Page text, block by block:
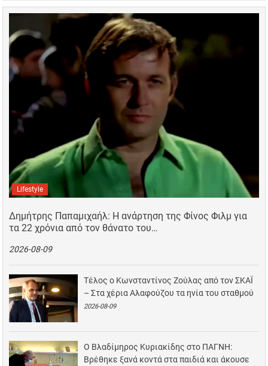
Lifestyle
Δημήτρης Παπαμιχαήλ: Η ανάρτηση της Φίνος Φιλμ για
τα 22 χρόνια από τον θάνατο του…
2026-08-09
Τέλος ο Κωνσταντίνος Ζούλας από τον ΣΚΑΪ
– Στα χέρια Αλαφούζου τα ηνία του σταθμού
2026-08-09
Ο Βλαδίμηρος Κυριακίδης στο ΠΑΓΝΗ:
Βρέθηκε ξανά κοντά στα παιδιά και άκουσε